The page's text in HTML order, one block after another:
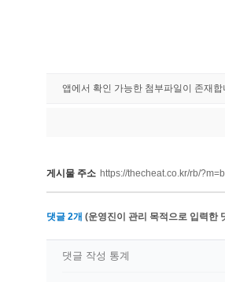
앱에서 확인 가능한 첨부파일이 존재합
게시물 주소 https://thecheat.co.kr/rb/
댓글 2개 (운영진이 관리 목적으로 입력한
댓글 작성 통계